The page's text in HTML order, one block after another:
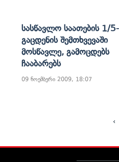
Სასწავლო Საათების 1/
Გაცდენის Შემთხვევაში
Მოსწავლე, Გამოცდებს
Ჩააბარებს
09 ნოემბერი 2009, 18:07
‹